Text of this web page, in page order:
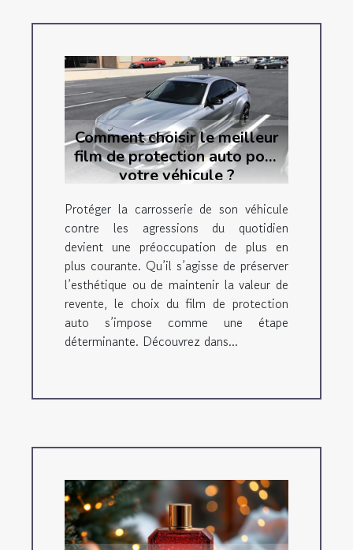
Comment choisir le meilleur
film de protection auto pour
votre véhicule ?
Protéger la carrosserie de son véhicule
contre les agressions du quotidien
devient une préoccupation de plus en
plus courante. Qu’il s’agisse de préserver
l’esthétique ou de maintenir la valeur de
revente, le choix du film de protection
auto s’impose comme une étape
déterminante. Découvrez dans...